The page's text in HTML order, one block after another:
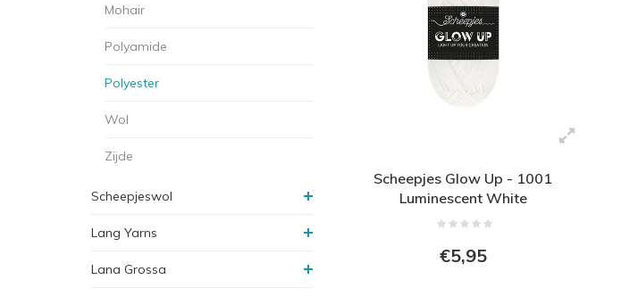
Mohair
Polyamide
Polyester
Wol
Zijde
Scheepjeswol
Lang Yarns
Lana Grossa
Scheepjes Glow Up - 1001
Luminescent White
€5,95